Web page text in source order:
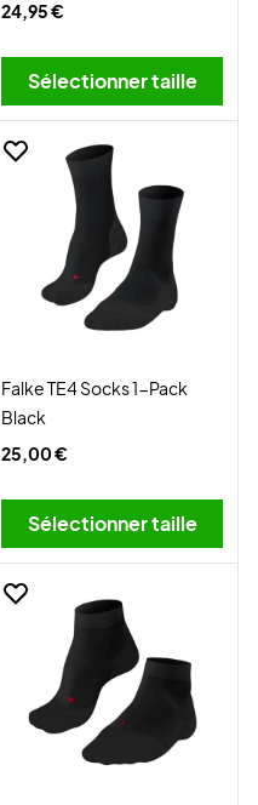
24,95 €
Sélectionner taille
Falke TE4 Socks 1-Pack
Black
25,00 €
Sélectionner taille